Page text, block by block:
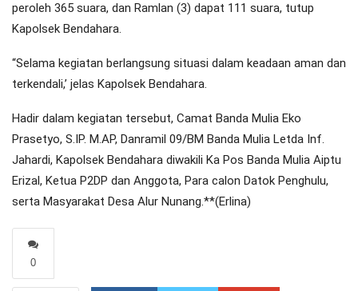
peroleh 365 suara, dan Ramlan (3) dapat 111 suara, tutup
Kapolsek Bendahara.
“Selama kegiatan berlangsung situasi dalam keadaan aman dan
terkendali,’ jelas Kapolsek Bendahara.
Hadir dalam kegiatan tersebut, Camat Banda Mulia Eko
Prasetyo, S.IP. M.AP, Danramil 09/BM Banda Mulia Letda Inf.
Jahardi, Kapolsek Bendahara diwakili Ka Pos Banda Mulia Aiptu
Erizal, Ketua P2DP dan Anggota, Para calon Datok Penghulu,
serta Masyarakat Desa Alur Nunang.**(Erlina)
0